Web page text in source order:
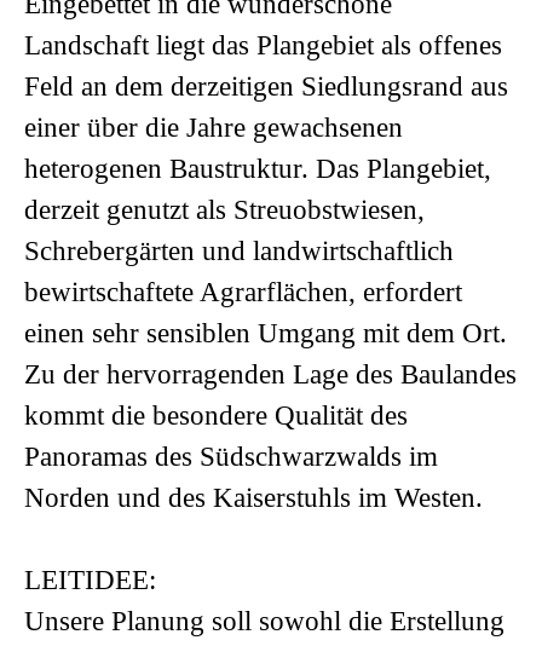
Landschaft liegt das Plangebiet als offenes
Feld an dem derzeitigen Siedlungsrand aus
einer über die Jahre gewachsenen
heterogenen Baustruktur. Das Plangebiet,
derzeit genutzt als Streuobstwiesen,
Schrebergärten und landwirtschaftlich
bewirtschaftete Agrarflächen, erfordert
einen sehr sensiblen Umgang mit dem Ort.
Zu der hervorragenden Lage des Baulandes
kommt die besondere Qualität des
Panoramas des Südschwarzwalds im
Norden und des Kaiserstuhls im Westen.
LEITIDEE:
Unsere Planung soll sowohl die Erstellung